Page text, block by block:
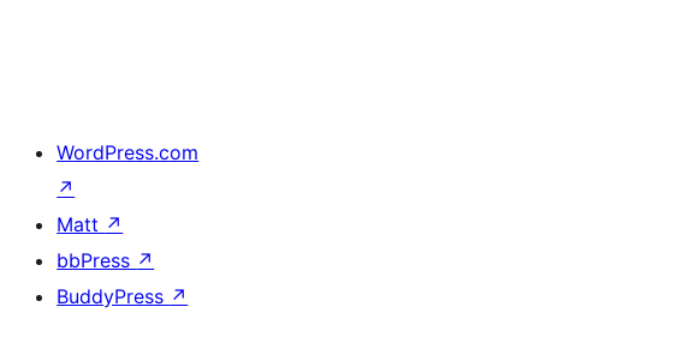
WordPress.com
↗
Matt ↗
bbPress ↗
BuddyPress ↗